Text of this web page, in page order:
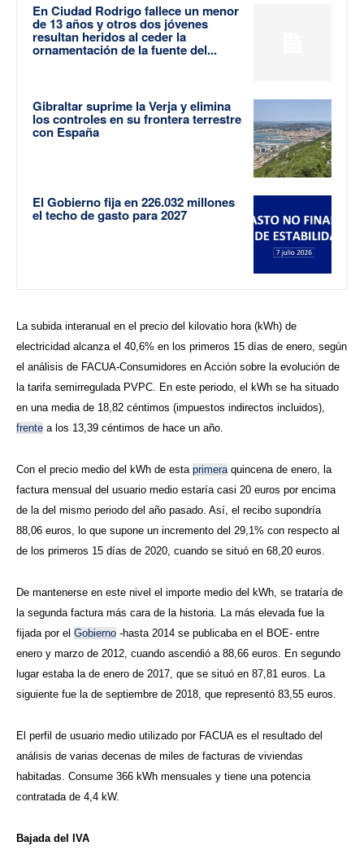
En Ciudad Rodrigo fallece un menor
de 13 años y otros dos jóvenes
resultan heridos al ceder la
ornamentación de la fuente del...
Gibraltar suprime la Verja y elimina
los controles en su frontera terrestre
con España
El Gobierno fija en 226.032 millones
el techo de gasto para 2027
La subida interanual en el precio del kilovatio hora (kWh) de
electricidad alcanza el 40,6% en los primeros 15 días de enero, según
el análisis de FACUA-Consumidores en Acción sobre la evolución de
la tarifa semirregulada PVPC. En este periodo, el kWh se ha situado
en una media de 18,82 céntimos (impuestos indirectos incluidos),
frente a los 13,39 céntimos de hace un año.
Con el precio medio del kWh de esta primera quincena de enero, la
factura mensual del usuario medio estaría casi 20 euros por encima
de la del mismo periodo del año pasado. Así, el recibo supondría
88,06 euros, lo que supone un incremento del 29,1% con respecto al
de los primeros 15 días de 2020, cuando se situó en 68,20 euros.
De mantenerse en este nivel el importe medio del kWh, se trataría de
la segunda factura más cara de la historia. La más elevada fue la
fijada por el Gobierno -hasta 2014 se publicaba en el BOE- entre
enero y marzo de 2012, cuando ascendió a 88,66 euros. En segundo
lugar estaba la de enero de 2017, que se situó en 87,81 euros. La
siguiente fue la de septiembre de 2018, que representó 83,55 euros.
El perfil de usuario medio utilizado por FACUA es el resultado del
análisis de varias decenas de miles de facturas de viviendas
habitadas. Consume 366 kWh mensuales y tiene una potencia
contratada de 4,4 kW.
Bajada del IVA